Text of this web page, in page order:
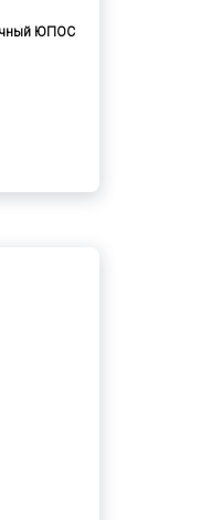
ЮПОС